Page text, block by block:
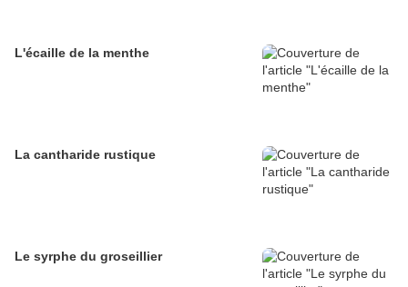
L'écaille de la menthe
La cantharide rustique
Le syrphe du groseillier